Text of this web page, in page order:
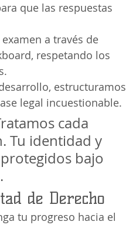
que las respuestas
a través de
respetando los
estructuramos
legal incuestionable.
cada
Tu identidad y
bajo
de Derecho
tu progreso hacia el